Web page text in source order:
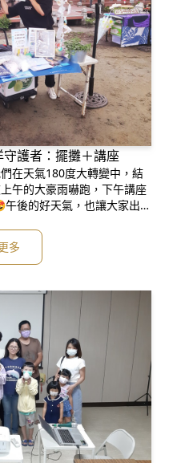
護者：擺攤＋講座
在天氣180度大轉變中，結
午的大豪雨嚇跑，下午講座
後的好天氣，也讓大家出來
灣白海豚🐬而且不只是小
問題喔！💪除了講座會看到
台灣白海豚也有出現喔！跟
發生什麼事！😱糖果廚房。
多